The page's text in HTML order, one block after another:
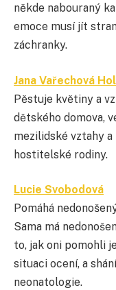
někde nabouraný
emoce musí jít
záchranky.
Jana Vařechová
Pěstuje květiny a
dětského domova,
mezilidské vztahy
hostitelské rodiny.
Lucie Svobodová
Pomáhá
Sama má
to, jak oni pomohli
situaci ocení, a
neonatologie.